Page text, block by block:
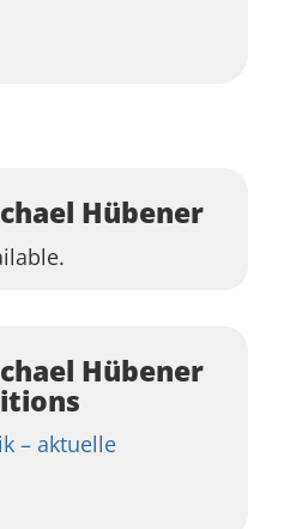
Hübener
Hübener
– aktuelle